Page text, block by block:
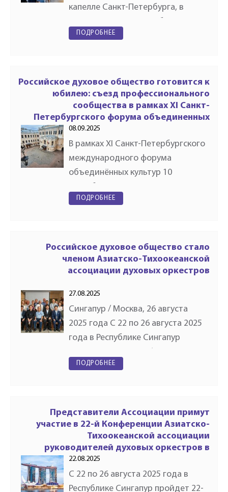
капелле Санкт-Петербурга, в
международного форума
членов Ассоциации «Духовое…
ПОДРОБНЕЕ
Российское духовое общество готовится к
юбилею: съезд профессионального
сообщества в рамках XI Санкт-
Петербургского форума объединенных
08.09.2025
В рамках XI Санкт-Петербургского
международного форума
объединённых культур 10
академической капелле Санкт-
Ассоциации «Духовое…
ПОДРОБНЕЕ
Российское духовое общество стало
членом Азиатско-Тихоокеанской
ассоциации духовых оркестров
27.08.2025
Сингапур / Москва, 26 августа
2025 года С 22 по 26 августа 2025
года в Республике Сингапур
Азиатско-Тихоокеанской
ПОДРОБНЕЕ
Представители Ассоциации примут
участие в 22-й Конференции Азиатско-
Тихоокеанской ассоциации
руководителей духовых оркестров в
22.08.2025
С 22 по 26 августа 2025 года в
Республике Сингапур пройдет 22-